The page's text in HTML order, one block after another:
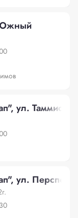
Южный
ул.
ул.